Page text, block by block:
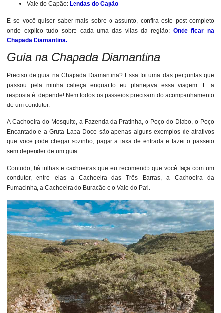
Vale do Capão: Lendas do Capão
E se você quiser saber mais sobre o assunto, confira este post completo
onde explico tudo sobre cada uma das vilas da região: Onde ficar na
Chapada Diamantina.
Guia na Chapada Diamantina
Preciso de guia na Chapada Diamantina? Essa foi uma das perguntas que
passou pela minha cabeça enquanto eu planejava essa viagem. E a
resposta é: depende! Nem todos os passeios precisam do acompanhamento
de um condutor.
A Cachoeira do Mosquito, a Fazenda da Pratinha, o Poço do Diabo, o Poço
Encantado e a Gruta Lapa Doce são apenas alguns exemplos de atrativos
que você pode chegar sozinho, pagar a taxa de entrada e fazer o passeio
sem depender de um guia.
Contudo, há trilhas e cachoeiras que eu recomendo que você faça com um
condutor, entre elas a Cachoeira das Três Barras, a Cachoeira da
Fumacinha, a Cachoeira do Buracão e o Vale do Pati.